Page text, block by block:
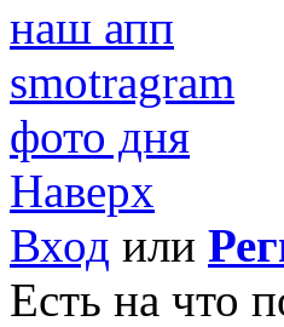
наш апп
smotragram
фото дня
Наверх
Вход или
Есть на что